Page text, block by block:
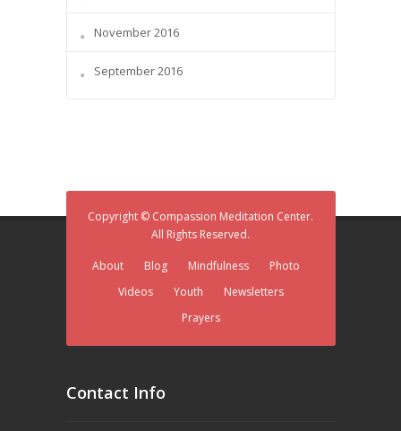
November 2016
September 2016
Copyright © Compassion Meditation Center.
All Rights Reserved.
About Blog Mindfulness
Photo
Videos
Youth
Newsletters
Prayers
Contact Info